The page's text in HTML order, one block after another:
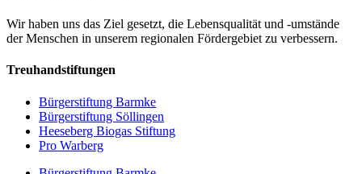
Wir haben uns das Ziel gesetzt, die Lebensqualität und -umstände
der Menschen in unserem regionalen Fördergebiet zu verbessern.
Treuhandstiftungen
Bürgerstiftung Barmke
Bürgerstiftung Söllingen
Heeseberg Biogas Stiftung
Pro Warberg